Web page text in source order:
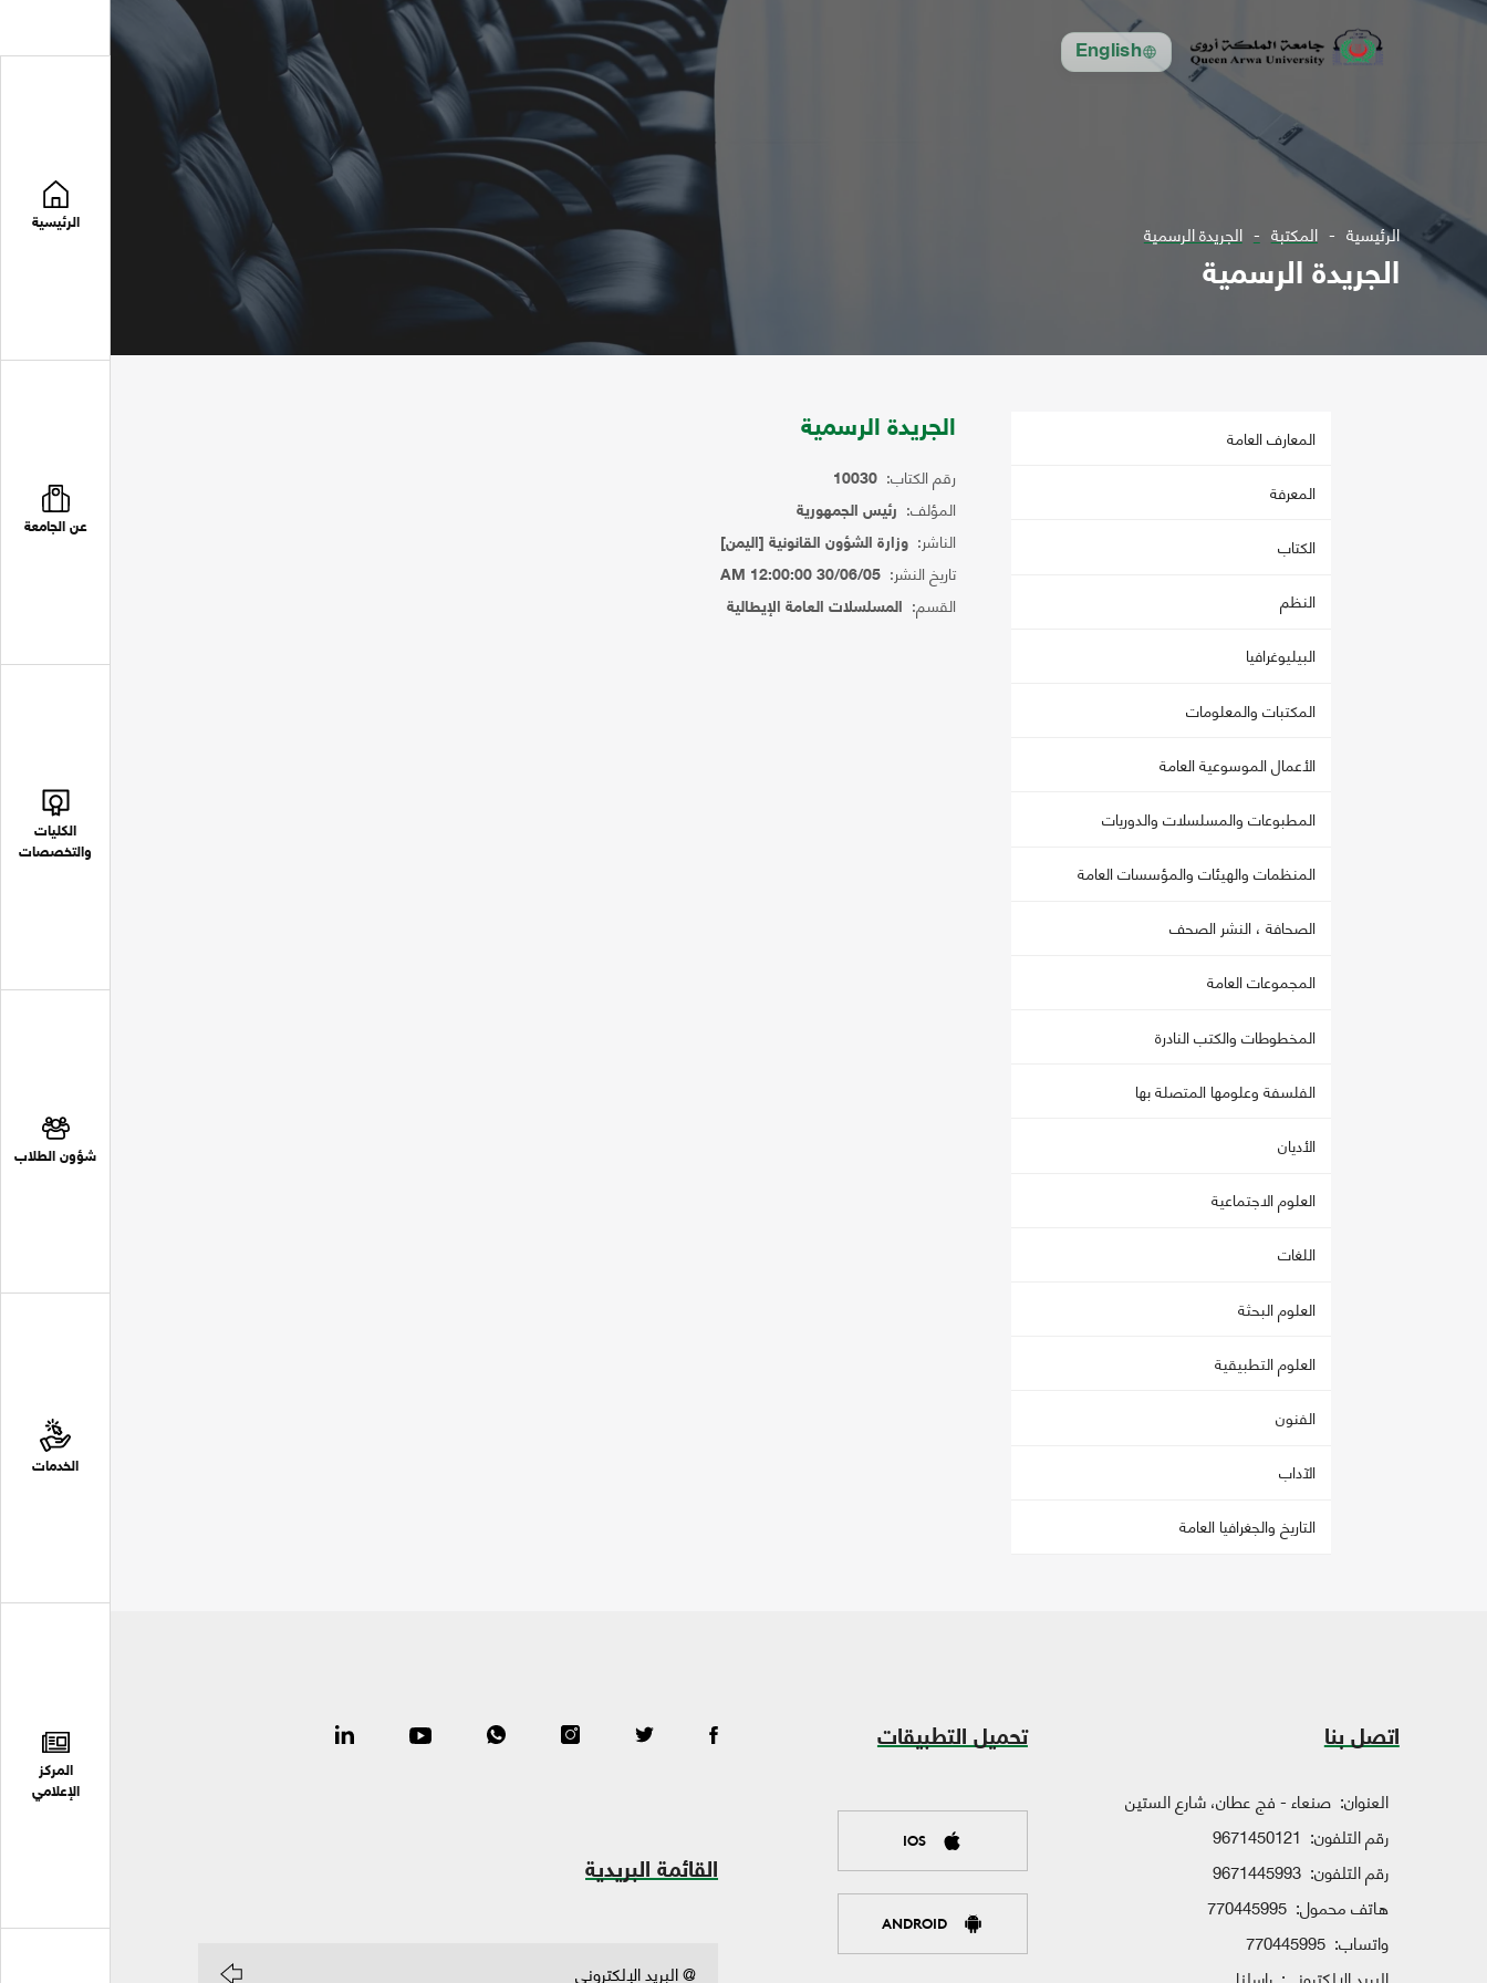
English
الرئيسية
عن الجامعة
الكليات
والتخصصات
شؤون الطلاب
الخدمات
المركز
الإعلامي
الرئيسية المكتبة الجريدة الرسمية
الجريدة الرسمية
المعارف العامة
المعرفة
الكتاب
النظم
البيليوغرافيا
المكتبات والمعلومات
الأعمال الموسوعية العامة
المطبوعات والمسلسلات والدوريات
المنظمات والهيئات والمؤسسات العامة
الصحافة ، النشر الصحف
المجموعات العامة
المخطوطات والكتب النادرة
الفلسفة وعلومها المتصلة بها
الأديان
العلوم الاجتماعية
اللغات
العلوم البحثة
العلوم التطبيقية
الفنون
الآداب
التاريخ والجغرافيا العامة
الجريدة الرسمية
رقم الكتاب: 10030
المؤلف: رئيس الجمهورية
الناشر: وزارة الشؤون القانونية [اليمن]
تاريخ النشر: 30/06/05 12:00:00 AM
القسم: المسلسلات العامة الإيطالية
اتصل بنا
العنوان: صنعاء - فج عطان، شارع الستين
رقم التلفون: 9671450121
رقم التلفون: 9671445993
هاتف محمول: 770445995
واتساب: 770445995
تحميل التطبيقات
IOS
ANDROID
القائمة البريدية